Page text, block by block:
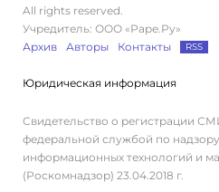
All rights reserved.
Учредитель: ООО «Раре.Ру»
Архив
Авторы Контакты RSS
Юридическая информация
Свидетельство о регистрации
федеральной службой по надзору
информационных технологий и
(Роскомнадзор) 23.04.2018 г.